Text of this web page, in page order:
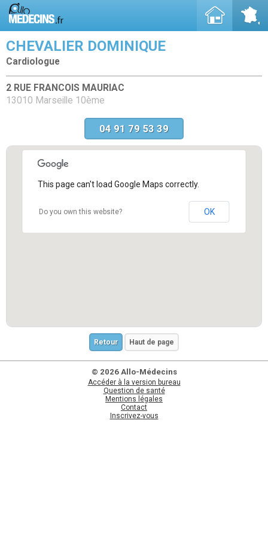
CHEVALIER DOMINIQUE
Cardiologue
2 RUE FRANCOIS MAURIAC
13010 Marseille 10ème
04 91 79 53 39
This page can't load Google Maps correctly.
Do you own this website? OK
Retour Haut de page
© 2026 Allo-Médecins
Accéder à la version bureau
Question de santé
Mentions légales
Contact
Inscrivez-vous